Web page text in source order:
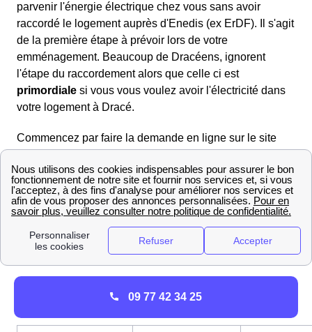
parvenir l'énergie électrique chez vous sans avoir
raccordé le logement auprès d'Enedis (ex ErDF). Il s'agit
de la première étape à prévoir lors de votre
emménagement. Beaucoup de Dracéens, ignorent
l'étape du raccordement alors que celle ci est
primordiale si vous vous voulez avoir l'électricité dans
votre logement à Dracé.
Commencez par faire la demande en ligne sur le site
documents demandés donnant plus de renseignements
sur le plan du logement ainsi que son environnement.
La réponse d'Enedis se fera dans les semaines qui
des coûtsdes travaux liés au raccordement de votre
maison ou appartement à Dracé.
09 77 42 34 25